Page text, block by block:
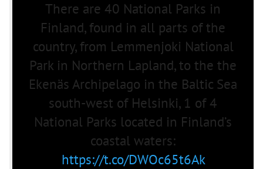
There are 40 National Parks in
Finland, found in all parts of the
country, from Lemmenjoki National
Park in Northern Lapland, to the the
Ekenäs Archipelago in the Baltic Sea
south-west of Helsinki, 1 of 4
National Parks located in Finland’s
coastal waters:
https://t.co/DWOc65t6Ak